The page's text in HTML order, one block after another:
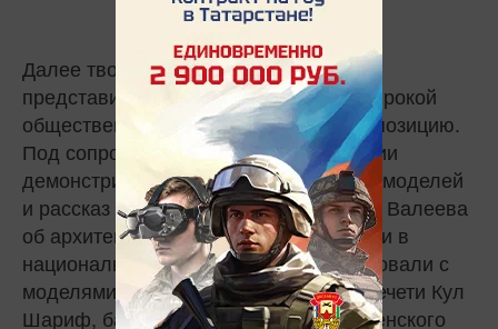
Далее творческая команда проекта
представила вниманию незрячих и широкой
общественности саму тактильную экспозицию.
Под сопровождение видео презентации
демонстрирующей тонкости создания моделей
и рассказ участника проекта Альберта Валеева
об архитектурных памятниках, девушки в
национальных костюмах продефилировали с
моделями Спасской башни Кремля, мечети Кул
Шариф, башни Сююмбике, Благовещенского